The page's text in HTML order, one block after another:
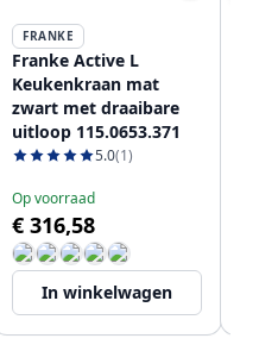
FRANKE
Franke Active L
Keukenkraan mat
zwart met draaibare
uitloop 115.0653.371
5.0(1)
Op voorraad
€ 316,58
In winkelwagen